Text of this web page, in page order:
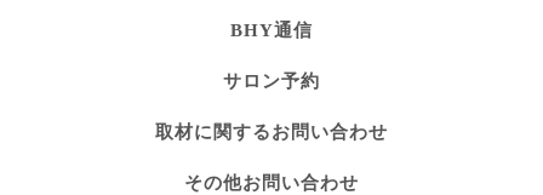
BHY通信
サロン予約
取材に関するお問い合わせ
その他お問い合わせ